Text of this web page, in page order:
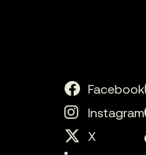
Facebook
Instagram
X